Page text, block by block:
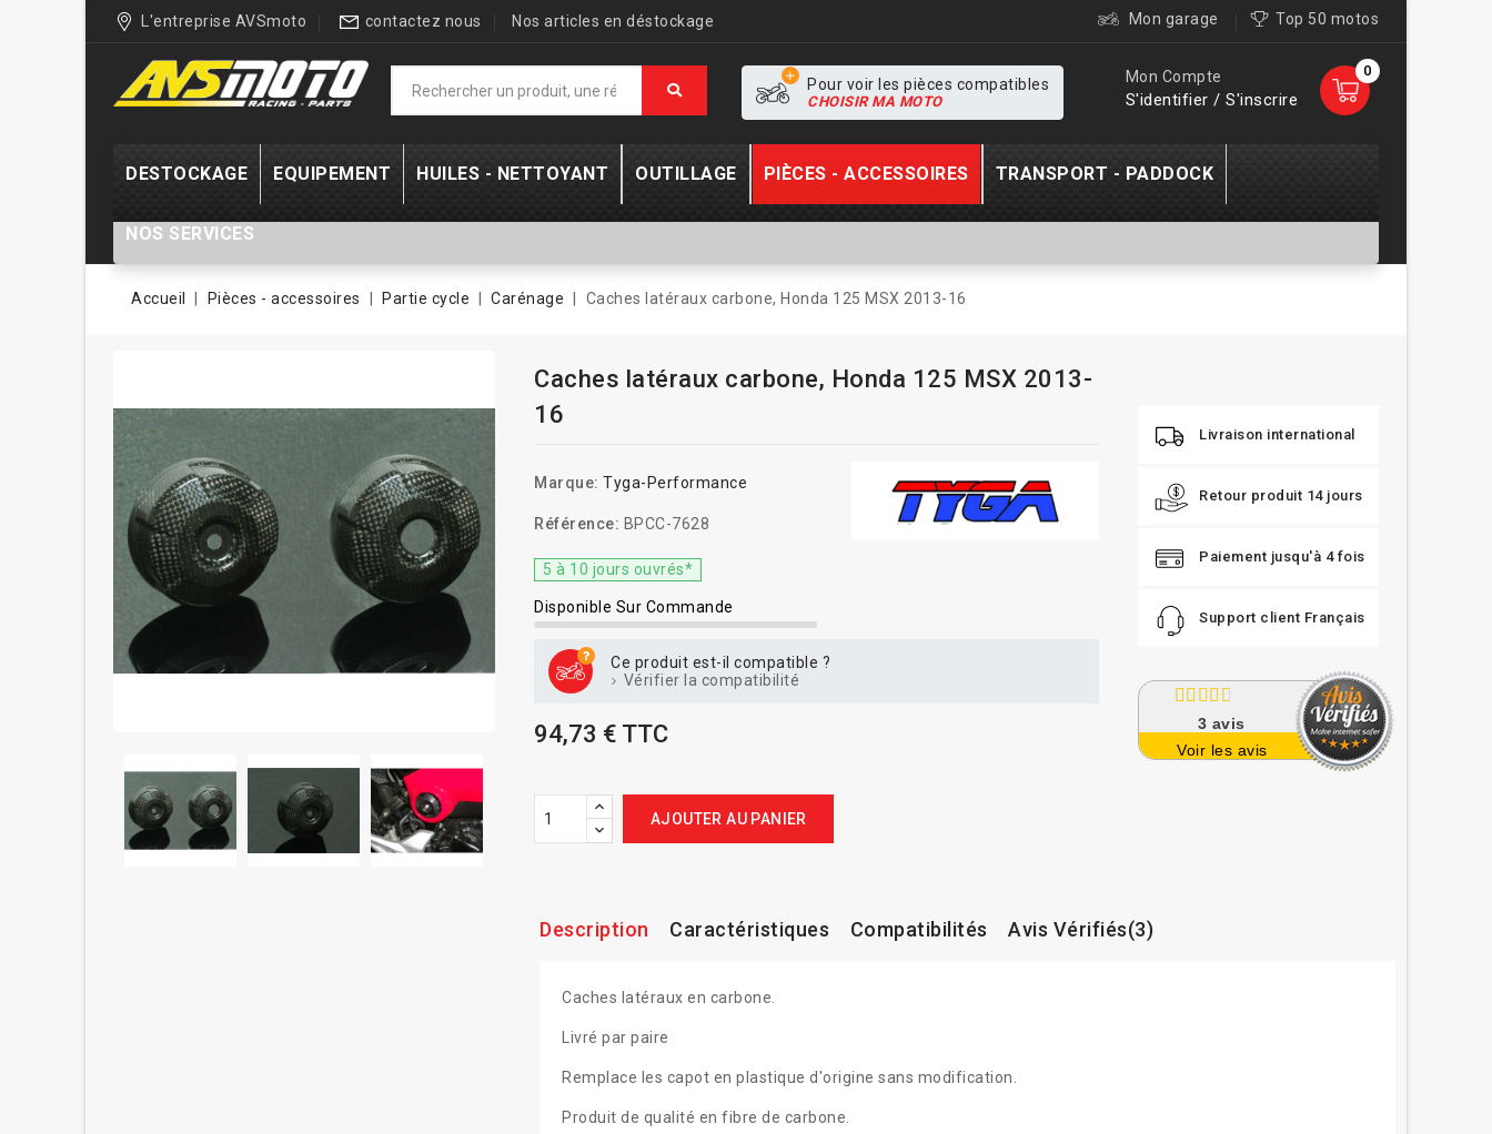
L'entreprise AVSmoto contactez nous Nos articles en déstockage Mon garage Top 50 motos
0
Mon Compte
S'identifier / S'inscrire
Pour voir les pièces compatibles
CHOISIR MA MOTO
DESTOCKAGE EQUIPEMENT HUILES - NETTOYANT OUTILLAGE PIÈCES - ACCESSOIRES TRANSPORT - PADDOCK
NOS SERVICES
Accueil Pièces - accessoires Partie cycle Carénage Caches latéraux carbone, Honda 125 MSX 2013-16
Caches latéraux carbone, Honda 125 MSX 2013-
16
Marque: Tyga-Performance
Référence: BPCC-7628
5 à 10 jours ouvrés*
Disponible Sur Commande
Ce produit est-il compatible ?
Vérifier la compatibilité
94,73 € TTC
AJOUTER AU PANIER
Livraison international
Retour produit 14 jours
Paiement jusqu'à 4 fois
Support client Français
3 avis
Voir les avis
Description Caractéristiques Compatibilités Avis Vérifiés(3)
Caches latéraux en carbone.
Livré par paire
Remplace les capot en plastique d'origine sans modification.
Produit de qualité en fibre de carbone.